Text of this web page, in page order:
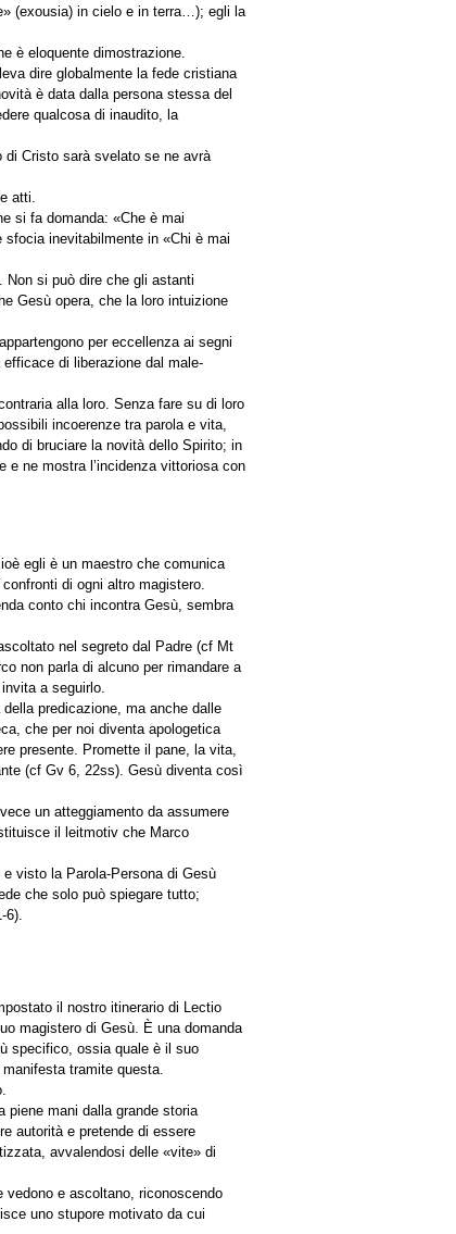
(exousia) in cielo e in terra…); egli la
è eloquente dimostrazione.
dire globalmente la fede cristiana
è data dalla persona stessa del
qualcosa di inaudito, la
di Cristo sarà svelato se ne avrà
atti.
si fa domanda: «Che è mai
inevitabilmente in «Chi è mai
Non si può dire che gli astanti
Gesù opera, che la loro intuizione
per eccellenza ai segni
di liberazione dal male-
alla loro. Senza fare su di loro
incoerenze tra parola e vita,
di bruciare la novità dello Spirito; in
ne mostra l’incidenza vittoriosa con
egli è un maestro che comunica
di ogni altro magistero.
conto chi incontra Gesù, sembra
nel segreto dal Padre (cf Mt
non parla di alcuno per rimandare a
a seguirlo.
predicazione, ma anche dalle
che per noi diventa apologetica
presente. Promette il pane, la vita,
(cf Gv 6, 22ss). Gesù diventa così
un atteggiamento da assumere
il leitmotiv che Marco
visto la Parola-Persona di Gesù
che solo può spiegare tutto;
6).
il nostro itinerario di Lectio
magistero di Gesù. È una domanda
specifico, ossia quale è il suo
tramite questa.
piene mani dalla grande storia
autorità e pretende di essere
avvalendosi delle «vite» di
e ascoltano, riconoscendo
uno stupore motivato da cui